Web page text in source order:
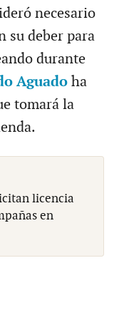
necesario
su deber para
durante
Aguadoha
tomará la
licencia
en